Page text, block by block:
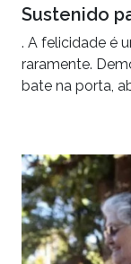
Sustenido
. A felicidade é
raramente.
bate na porta,